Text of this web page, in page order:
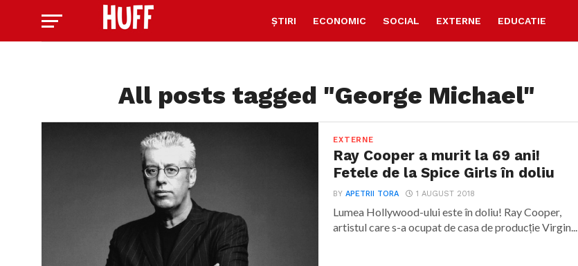
ȘTIRI ECONOMIC SOCIAL EXTERNE EDUCATIE
All posts tagged "George Michael"
EXTERNE
Ray Cooper a murit la 69 ani!
Fetele de la Spice Girls în doliu
BYAPETRII TORA 1 AUGUST 2018
Lumea Hollywood-ului este în doliu! Ray Cooper,
artistul care s-a ocupat de casa de producție Virgin...